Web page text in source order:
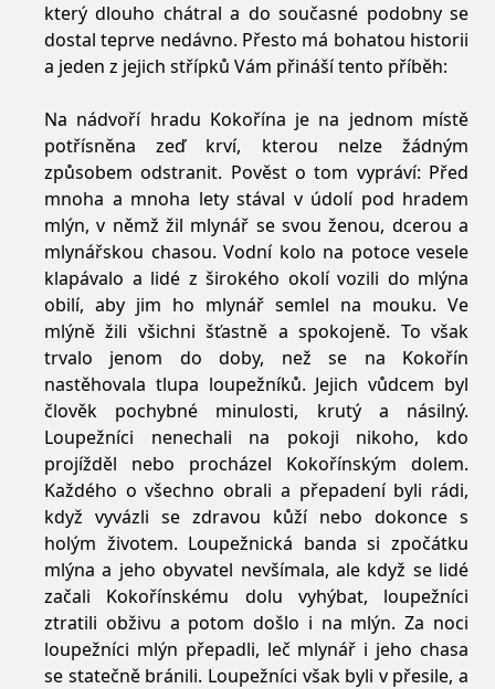
který dlouho chátral a do současné podobny se
dostal teprve nedávno. Přesto má bohatou historii
a jeden z jejich střípků Vám přináší tento příběh:
Na nádvoří hradu Kokořína je na jednom místě
potřísněna zeď krví, kterou nelze žádným
způsobem odstranit. Pověst o tom vypráví: Před
mnoha a mnoha lety stával v údolí pod hradem
mlýn, v němž žil mlynář se svou ženou, dcerou a
mlynářskou chasou. Vodní kolo na potoce vesele
klapávalo a lidé z širokého okolí vozili do mlýna
obilí, aby jim ho mlynář semlel na mouku. Ve
mlýně žili všichni šťastně a spokojeně. To však
trvalo jenom do doby, než se na Kokořín
nastěhovala tlupa loupežníků. Jejich vůdcem byl
člověk pochybné minulosti, krutý a násilný.
Loupežníci nenechali na pokoji nikoho, kdo
projížděl nebo procházel Kokořínským dolem.
Každého o všechno obrali a přepadení byli rádi,
když vyvázli se zdravou kůží nebo dokonce s
holým životem. Loupežnická banda si zpočátku
mlýna a jeho obyvatel nevšímala, ale když se lidé
začali Kokořínskému dolu vyhýbat, loupežníci
ztratili obživu a potom došlo i na mlýn. Za noci
loupežníci mlýn přepadli, leč mlynář i jeho chasa
se statečně bránili. Loupežníci však byli v přesile, a